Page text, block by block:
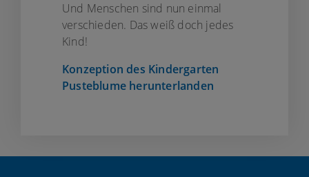
Und Menschen sind nun einmal
verschieden. Das weiß doch jedes
Kind!
Konzeption des Kindergarten
Pusteblume herunterlanden